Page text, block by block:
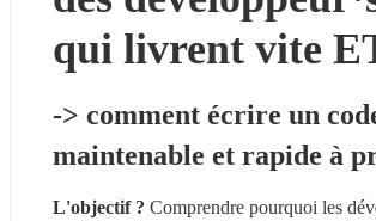
qui livrent vite
-> comment écrire un
maintenable et rapide à
L'objectif ? Comprendre pourquoi les